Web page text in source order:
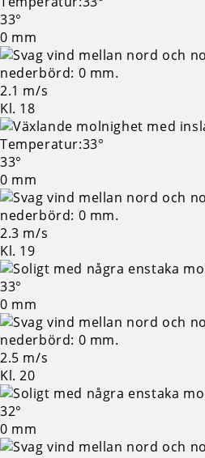
33°
0 mm
2.1 m/s
Kl. 18
33°
0 mm
2.3 m/s
Kl. 19
33°
0 mm
2.5 m/s
Kl. 20
32°
0 mm